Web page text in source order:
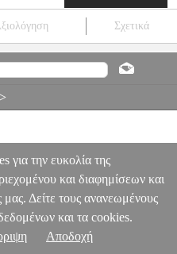
Σχετικά
EUROLAMP
A/R ΛΕΥΚΟΣ
για την ευκολία της
και διαφημίσεων και
Δείτε τους ανανεωμένους
και τα cookies.
Αποδοχή